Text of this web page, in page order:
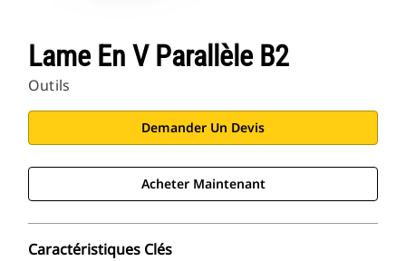
Lame En V Parallèle B2
Outils
Demander Un Devis
Acheter Maintenant
Caractéristiques Clés